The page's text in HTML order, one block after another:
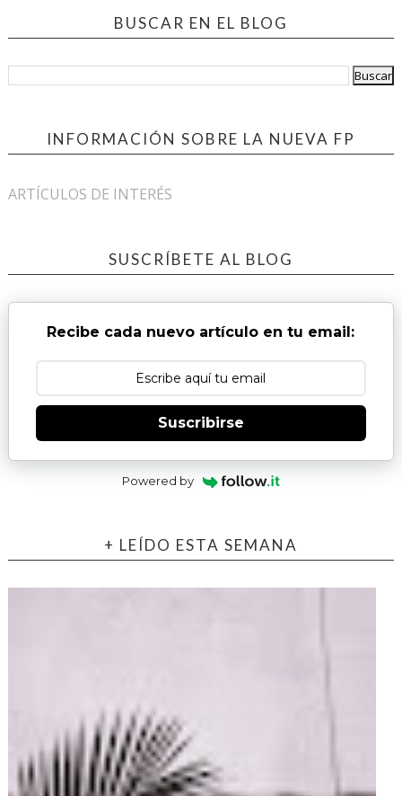
BUSCAR EN EL BLOG
INFORMACIÓN SOBRE LA NUEVA FP
ARTÍCULOS DE INTERÉS
SUSCRÍBETE AL BLOG
Recibe cada nuevo artículo en tu email:
Suscribirse
Powered by
+ LEÍDO ESTA SEMANA